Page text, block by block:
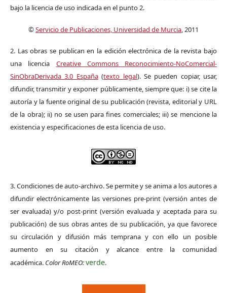
bajo la licencia de uso indicada en el punto 2.
©Servicio de Publicaciones, Universidad de Murcia, 2011
2. Las obras se publican en la edición electrónica de la revista bajo
una licencia Creative Commons Reconocimiento-NoComercial-
SinObraDerivada 3.0 España(texto legal). Se pueden copiar, usar,
difundir, transmitir y exponer públicamente, siempre que: i) se cite la
autoría y la fuente original de su publicación (revista, editorial y URL
de la obra); ii) no se usen para fines comerciales; iii) se mencione la
existencia y especificaciones de esta licencia de uso.
3. Condiciones de auto-archivo. Se permite y se anima a los autores a
difundir electrónicamente las versiones pre-print (versión antes de
ser evaluada) y/o post-print (versión evaluada y aceptada para su
publicación) de sus obras antes de su publicación, ya que favorece
su circulación y difusión más temprana y con ello un posible
aumento en su citación y alcance entre la comunidad
académica. Color RoMEO:verde.